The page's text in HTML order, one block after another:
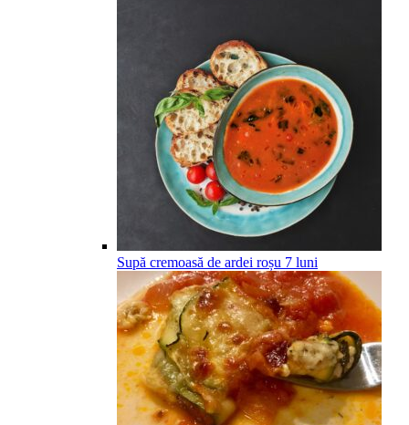
Supă cremoasă de ardei roșu 7 luni